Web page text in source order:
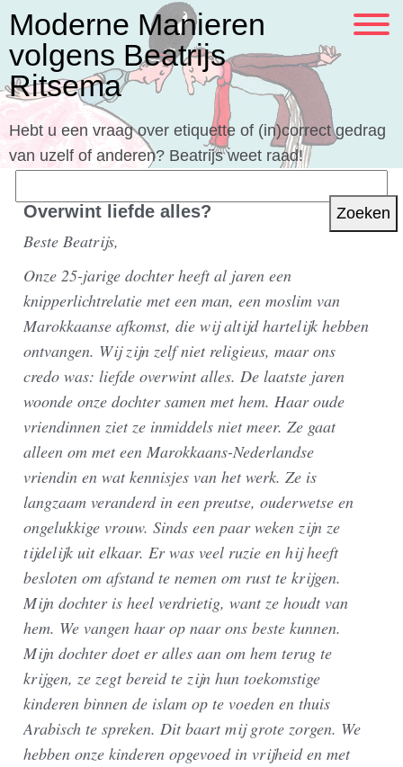
Moderne Manieren
volgens Beatrijs
Ritsema
Hebt u een vraag over etiquette of (in)correct gedrag
van uzelf of anderen? Beatrijs weet raad!
naar:Overwint liefde alles?
Beste Beatrijs,
Onze 25-jarige dochter heeft al jaren een
knipperlichtrelatie met een man, een moslim van
Marokkaanse afkomst, die wij altijd hartelijk hebben
ontvangen. Wij zijn zelf niet religieus, maar ons
credo was: liefde overwint alles. De laatste jaren
woonde onze dochter samen met hem. Haar oude
vriendinnen ziet ze inmiddels niet meer. Ze gaat
alleen om met een Marokkaans-Nederlandse
vriendin en wat kennisjes van het werk. Ze is
langzaam veranderd in een preutse, ouderwetse en
ongelukkige vrouw. Sinds een paar weken zijn ze
tijdelijk uit elkaar. Er was veel ruzie en hij heeft
besloten om afstand te nemen om rust te krijgen.
Mijn dochter is heel verdrietig, want ze houdt van
hem. We vangen haar op naar ons beste kunnen.
Mijn dochter doet er alles aan om hem terug te
krijgen, ze zegt bereid te zijn hun toekomstige
kinderen binnen de islam op te voeden en thuis
Arabisch te spreken. Dit baart mij grote zorgen. We
hebben onze kinderen opgevoed in vrijheid en met